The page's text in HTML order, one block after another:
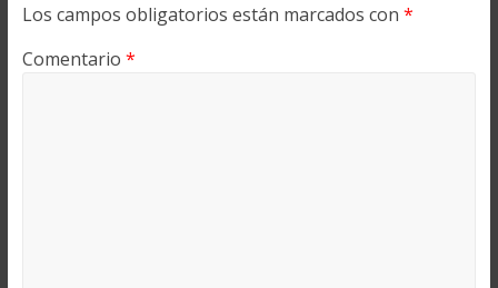
Los campos obligatorios están marcados con *
Comentario *